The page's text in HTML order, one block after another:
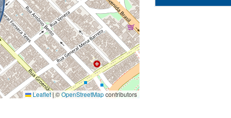
Leaflet|©OpenStreetMapcontributors